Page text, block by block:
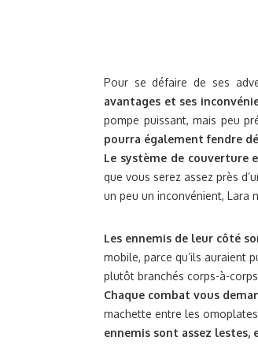
Pour se défaire de ses
avantages et ses
pompe puissant, mais peu
pourra également fendre
Le système de couverture
que vous serez assez près
un peu un inconvénient, Lara
Les ennemis de leur côté
mobile, parce qu’ils auraient
plutôt branchés corps-à-
Chaque combat vous
machette entre les
ennemis sont assez